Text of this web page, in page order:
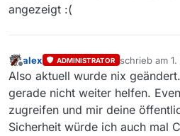
angezeigt :(
Offline
alex ADMINISTRATOR schrieb am
zuletzt
Also aktuell wurde nix
gerade nicht weiter helfen.
zugreifen und mir deine
Sicherheit würde ich auch mal